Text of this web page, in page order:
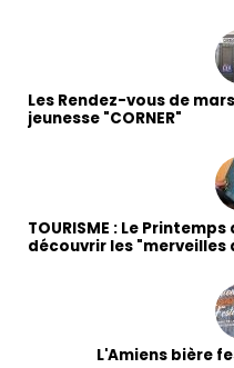
Les Rendez-vous de
jeunesse "CORNER"
TOURISME : Le
découvrir les "merveilles
L'Amiens bière